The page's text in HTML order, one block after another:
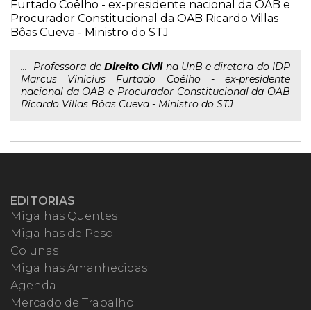
Furtado Coêlho - ex-presidente nacional da OAB e
Procurador Constitucional da OAB Ricardo Villas
Bôas Cueva - Ministro do STJ
...- Professora de Direito Civilna UnB e diretora do IDP
Marcus Vinicius Furtado Coêlho - ex-presidente
nacional da OAB e Procurador Constitucional da OAB
Ricardo Villas Bôas Cueva - Ministro do STJ
EDITORIAS
Migalhas Quentes
Migalhas de Peso
Colunas
Migalhas Amanhecidas
Agenda
Mercado de Trabalho